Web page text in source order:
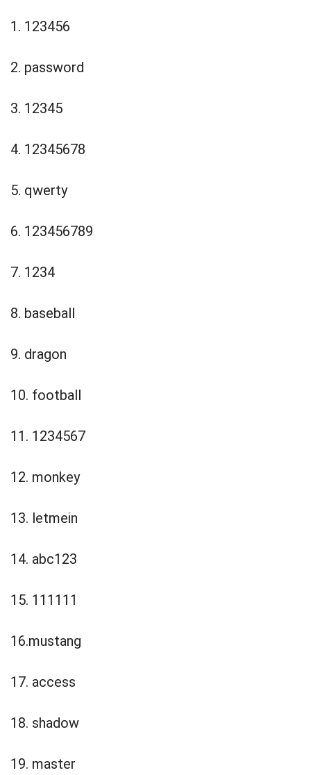
1. 123456
2. password
3. 12345
4. 12345678
5. qwerty
6. 123456789
7. 1234
8. baseball
9. dragon
10. football
11. 1234567
12. monkey
13. letmein
14. abc123
15. 111111
16.mustang
17. access
18. shadow
19. master